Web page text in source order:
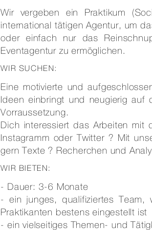
Wir vergeben ein Praktikum
international tätigen Agentur, um
oder einfach nur das
Eventagentur zu ermöglichen.
WIR SUCHEN:
Eine motivierte und
Ideen einbringt und neugierig auf
Vorraussetzung.
Dich interessiert das Arbeiten mit
Instagramm oder Twitter ? Mit
gern Texte ? Recherchen und
WIR BIETEN:
- Dauer: 3-6 Monate
- ein junges, qualifiziertes
Praktikanten bestens eingestellt ist
- ein vielseitiges Themen- und